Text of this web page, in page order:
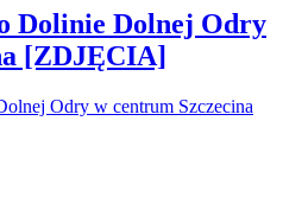
Dolinie Dolnej Odry
[ZDJĘCIA]